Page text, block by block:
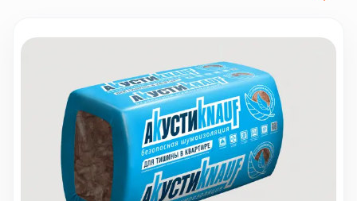
10 000 ₽
Минимальный заказ
+7(495) 988-86-47
sales@stroyholding.ru